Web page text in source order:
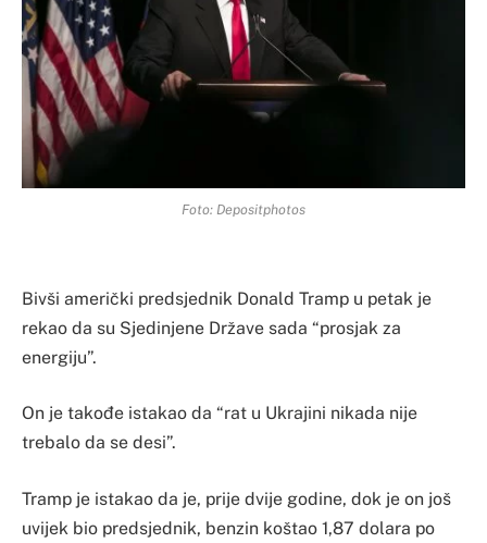
Foto: Depositphotos
Bivši američki predsjednik Donald Tramp u petak je
rekao da su Sjedinjene Države sada “prosjak za
energiju”.
On je takođe istakao da “rat u Ukrajini nikada nije
trebalo da se desi”.
Tramp je istakao da je, prije dvije godine, dok je on još
uvijek bio predsjednik, benzin koštao 1,87 dolara po